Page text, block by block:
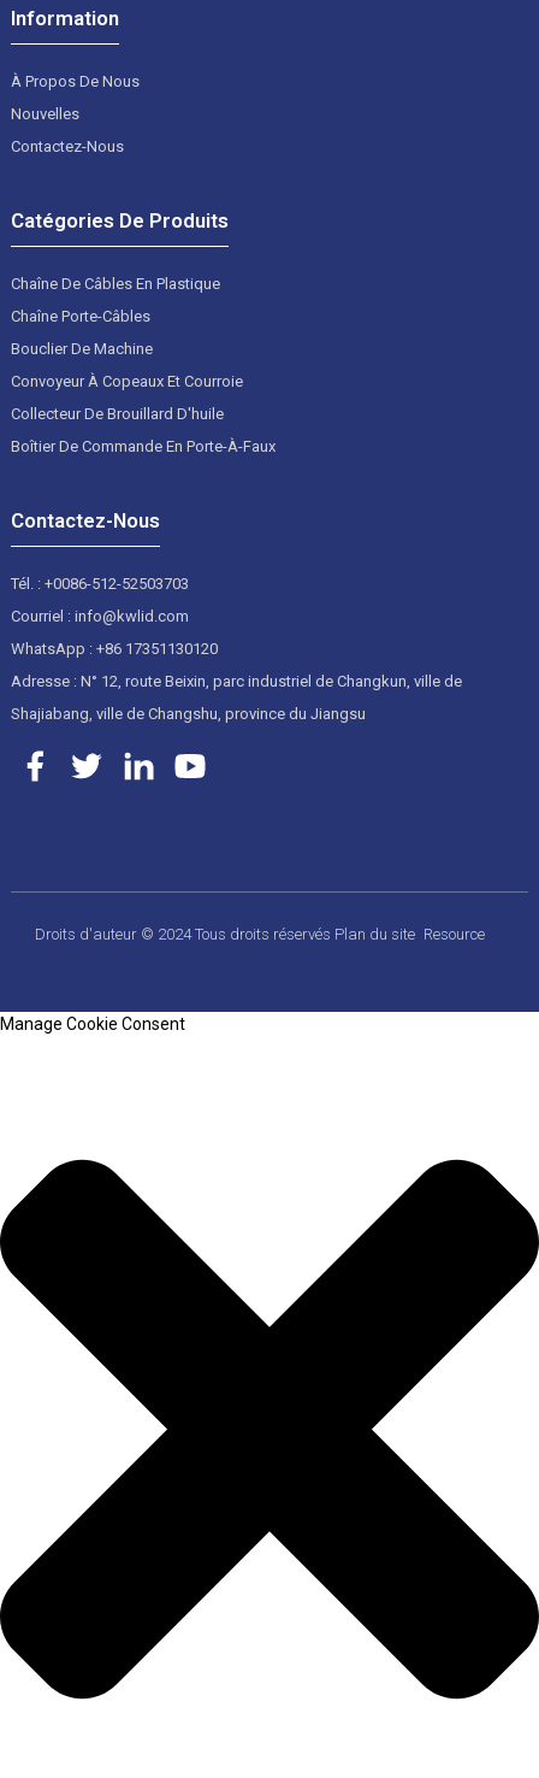
Information
À Propos De Nous
Nouvelles
Contactez-Nous
Catégories De Produits
Chaîne De Câbles En Plastique
Chaîne Porte-Câbles
Bouclier De Machine
Convoyeur À Copeaux Et Courroie
Collecteur De Brouillard D'huile
Boîtier De Commande En Porte-À-Faux
Contactez-Nous
Tél. : +0086-512-52503703
Courriel : info@kwlid.com
WhatsApp : +86 17351130120
Adresse : N° 12, route Beixin, parc industriel de Changkun, ville de
Shajiabang, ville de Changshu, province du Jiangsu
Droits d'auteur © 2024 Tous droits réservés Plan du site Resource
Manage Cookie Consent